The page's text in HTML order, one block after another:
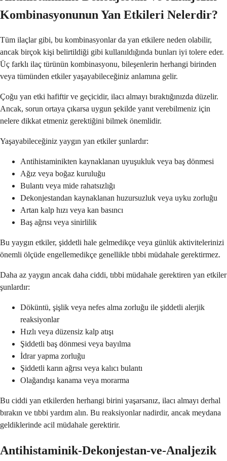
Kombinasyonunun Yan Etkileri Nelerdir?
Tüm ilaçlar gibi, bu kombinasyonlar da yan etkilere neden olabilir,
ancak birçok kişi belirtildiği gibi kullanıldığında bunları iyi tolere eder.
Üç farklı ilaç türünün kombinasyonu, bileşenlerin herhangi birinden
veya tümünden etkiler yaşayabileceğiniz anlamına gelir.
Çoğu yan etki hafiftir ve geçicidir, ilacı almayı bıraktığınızda düzelir.
Ancak, sorun ortaya çıkarsa uygun şekilde yanıt verebilmeniz için
nelere dikkat etmeniz gerektiğini bilmek önemlidir.
Yaşayabileceğiniz yaygın yan etkiler şunlardır:
Antihistaminikten kaynaklanan uyuşukluk veya baş dönmesi
Ağız veya boğaz kuruluğu
Bulantı veya mide rahatsızlığı
Dekonjestandan kaynaklanan huzursuzluk veya uyku zorluğu
Artan kalp hızı veya kan basıncı
Baş ağrısı veya sinirlilik
Bu yaygın etkiler, şiddetli hale gelmedikçe veya günlük aktivitelerinizi
önemli ölçüde engellemedikçe genellikle tıbbi müdahale gerektirmez.
Daha az yaygın ancak daha ciddi, tıbbi müdahale gerektiren yan etkiler
şunlardır:
Döküntü, şişlik veya nefes alma zorluğu ile şiddetli alerjik
reaksiyonlar
Hızlı veya düzensiz kalp atışı
Şiddetli baş dönmesi veya bayılma
İdrar yapma zorluğu
Şiddetli karın ağrısı veya kalıcı bulantı
Olağandışı kanama veya morarma
Bu ciddi yan etkilerden herhangi birini yaşarsanız, ilacı almayı derhal
bırakın ve tıbbi yardım alın. Bu reaksiyonlar nadirdir, ancak meydana
geldiklerinde acil müdahale gerektirir.
Antihistaminik-Dekonjestan-ve-Analjezik